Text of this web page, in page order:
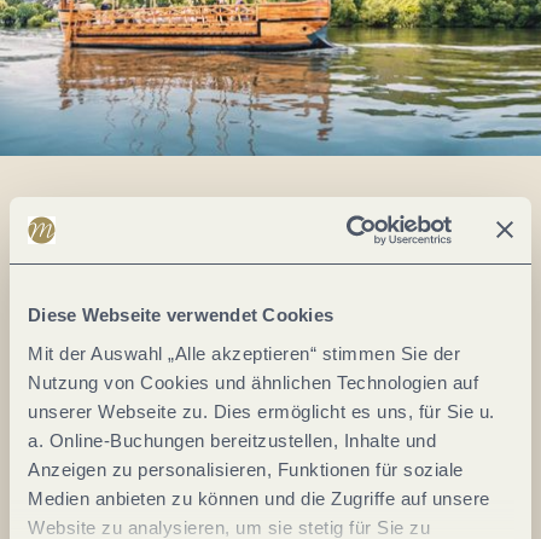
Diese Webseite verwendet Cookies
Mit der Auswahl „Alle akzeptieren“ stimmen Sie der
Nutzung von Cookies und ähnlichen Technologien auf
unserer Webseite zu. Dies ermöglicht es uns, für Sie u.
a. Online-Buchungen bereitzustellen, Inhalte und
Anzeigen zu personalisieren, Funktionen für soziale
Medien anbieten zu können und die Zugriffe auf unsere
Website zu analysieren, um sie stetig für Sie zu
Alles im Fluss...
Mosel im Abo: Mit unserem Newsletter
Ihre
E-
Mail-
Adresse:
*
Ich erkläre mich mit der
Datenschutzerklärung